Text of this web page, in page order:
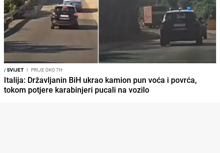
/SVIJET I PRIJE OKO 7H
Italija: Državljanin BiH ukrao kamion pun voća i povrća,
tokom potjere karabinjeri pucali na vozilo